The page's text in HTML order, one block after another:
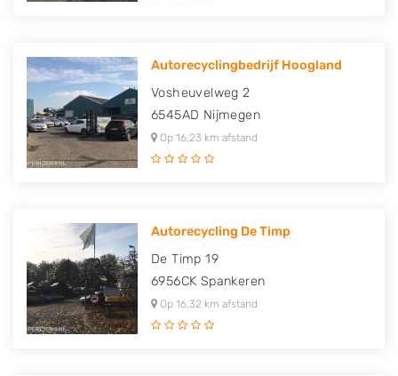
Autorecyclingbedrijf Hoogland
Vosheuvelweg 2
6545AD Nijmegen
Op 16,23 km afstand
Autorecycling De Timp
De Timp 19
6956CK Spankeren
Op 16,32 km afstand